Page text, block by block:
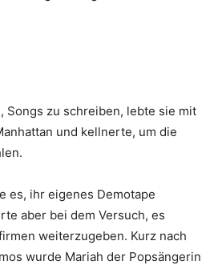
Songs zu schreiben, lebte sie mit
und kellnerte, um die
es, ihr eigenes Demotape
aber bei dem Versuch, es
weiterzugeben. Kurz nach
wurde Mariah der Popsängerin